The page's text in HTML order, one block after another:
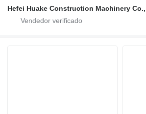
Hefei Huake Construction Machinery